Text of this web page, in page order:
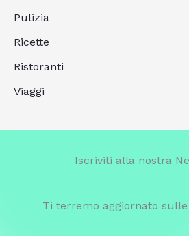
Pulizia
Ricette
Ristoranti
Viaggi
Iscriviti alla nostra
Ti terremo aggiornato